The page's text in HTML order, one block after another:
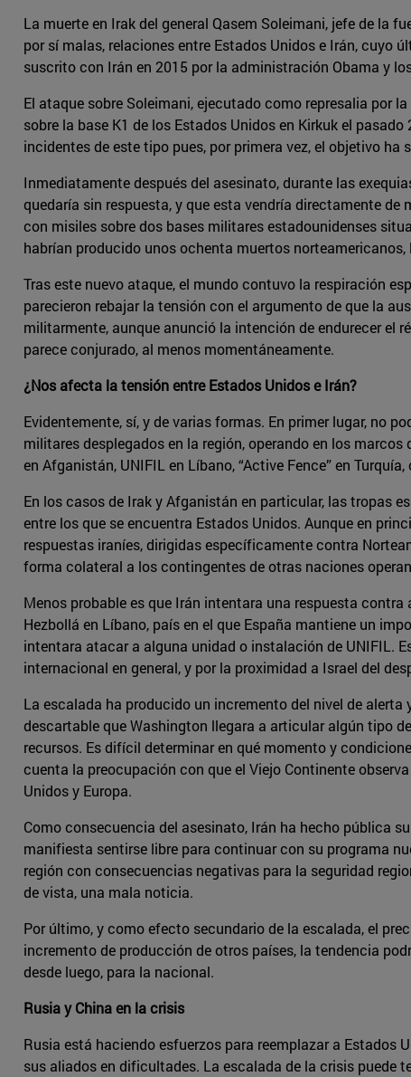
La muerte en Irak del general Qasem Soleimani, jefe de la
por sí malas, relaciones entre Estados Unidos e Irán, cuyo
suscrito con Irán en 2015 por la administración Obama y
El ataque sobre Soleimani, ejecutado como represalia por
sobre la base K1 de los Estados Unidos en Kirkuk el
incidentes de este tipo pues, por primera vez, el objetivo
Inmediatamente después del asesinato, durante las
quedaría sin respuesta, y que esta vendría directamente de
con misiles sobre dos bases militares estadounidenses
habrían producido unos ochenta muertos
Tras este nuevo ataque, el mundo contuvo la respiración
parecieron rebajar la tensión con el argumento de que la
militarmente, aunque anunció la intención de endurecer el
parece conjurado, al menos momentáneamente.
¿Nos afecta la tensión entre Estados Unidos e Irán?
Evidentemente, sí, y de varias formas. En primer lugar, no
militares desplegados en la región, operando en los marcos
en Afganistán, UNIFIL en Líbano, “Active Fence” en
En los casos de Irak y Afganistán en particular, las tropas
entre los que se encuentra Estados Unidos. Aunque en
respuestas iraníes, dirigidas específicamente contra
forma colateral a los contingentes de otras naciones
Menos probable es que Irán intentara una respuesta
Hezbollá en Líbano, país en el que España mantiene un
intentara atacar a alguna unidad o instalación de UNIFIL.
internacional en general, y por la proximidad a Israel del
La escalada ha producido un incremento del nivel de
descartable que Washington llegara a articular algún tipo
recursos. Es difícil determinar en qué momento y
cuenta la preocupación con que el Viejo Continente
Unidos y Europa.
Como consecuencia del asesinato, Irán ha hecho pública
manifiesta sentirse libre para continuar con su programa
región con consecuencias negativas para la seguridad
de vista, una mala noticia.
Por último, y como efecto secundario de la escalada, el
incremento de producción de otros países, la tendencia
desde luego, para la nacional.
Rusia y China en la crisis
Rusia está haciendo esfuerzos para reemplazar a
sus aliados en dificultades. La escalada de la crisis puede